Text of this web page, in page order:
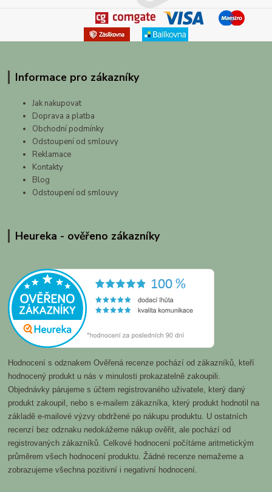
Informace pro zákazníky
Jak nakupovat
Doprava a platba
Obchodní podmínky
Odstoupení od smlouvy
Reklamace
Kontakty
Blog
Odstoupení od smlouvy
Heureka - ověřeno zákazníky
Hodnocení s odznakem Ověřená recenze pochází od zákazníků, kteří
hodnocený produkt u nás v minulosti prokazatelně zakoupili.
Objednávky párujeme s účtem registrovaného uživatele, který daný
produkt zakoupil, nebo s e-mailem zákazníka, který produkt hodnotil na
základě e-mailové výzvy obdržené po nákupu produktu. U ostatních
recenzí bez odznaku nedokážeme nákup ověřit, ale pochází od
registrovaných zákazníků. Celkové hodnocení počítáme aritmetickým
průměrem všech hodnocení produktu. Žádné recenze nemažeme a
zobrazujeme všechna pozitivní i negativní hodnocení.